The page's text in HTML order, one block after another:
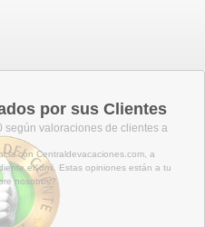
por sus Clientes
valoraciones de clientes a
con Centraldevacaciones.com, a
eKomi. Estas opiniones están a tu
nosotros?